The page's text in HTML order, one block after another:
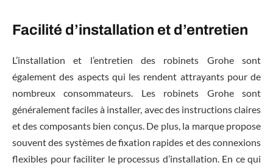
Facilité d’installation et d’entretien
L’installation et l’entretien des robinets Grohe sont
également des aspects qui les rendent attrayants pour de
nombreux consommateurs. Les robinets Grohe sont
généralement faciles à installer, avec des instructions claires
et des composants bien conçus. De plus, la marque propose
souvent des systèmes de fixation rapides et des connexions
flexibles pour faciliter le processus d’installation. En ce qui